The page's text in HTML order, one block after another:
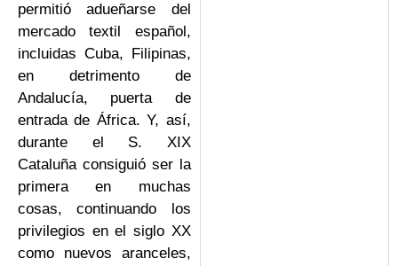
permitió adueñarse del
mercado textil español,
incluidas Cuba, Filipinas,
en detrimento de
Andalucía, puerta de
entrada de África. Y, así,
durante el S. XIX
Cataluña consiguió ser la
primera en muchas
cosas, continuando los
privilegios en el siglo XX
como nuevos aranceles,